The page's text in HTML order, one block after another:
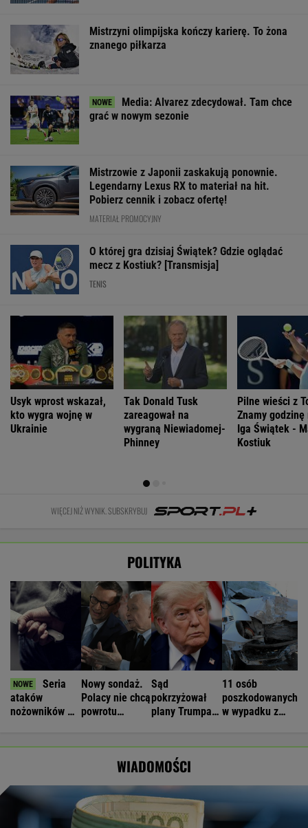
Mistrzyni olimpijska kończy karierę. To żona
znanego piłkarza
Media: Alvarez zdecydował. Tam chce
grać w nowym sezonie
Mistrzowie z Japonii zaskakują ponownie.
Legendarny Lexus RX to materiał na hit.
Pobierz cennik i zobacz ofertę!
MATERIAŁ PROMOCYJNY
O której gra dzisiaj Świątek? Gdzie oglądać
mecz z Kostiuk? [Transmisja]
TENIS
Usyk wprost wskazał,
kto wygra wojnę w
Ukrainie
Tak Donald Tusk
zareagował na
wygraną Niewiadomej-
Phinney
Pilne wieści z
Znamy godzinę
Iga Świątek -
Kostiuk
WIĘCEJ NIŻ WYNIK. SUBSKRYBUJ
POLITYKA
Seria
ataków
nożowników w
Nowy sondaż.
Polacy nie chcą
powrotu
Sąd
pokrzyżował
plany Trumpa.
historii"
11 osób
poszkodowanych
w wypadku z
WIADOMOŚCI